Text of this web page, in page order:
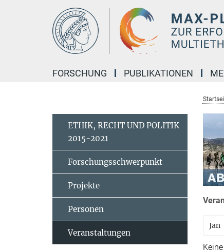
FORSCHUNG PUBLIKATIONEN
Jan
ETHIK, RECHT UND POLITIK
2015-2021
Forschungsschwerpunkt
Projekte
Personen
Veranstaltungen